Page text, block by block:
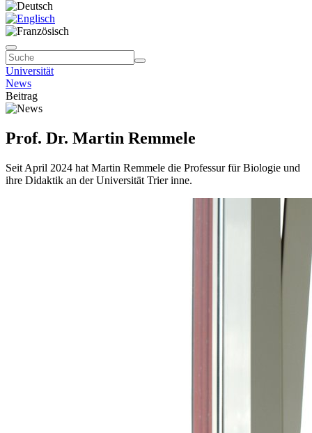
Universität
News
Beitrag
Prof. Dr. Martin Remmele
Seit April 2024 hat Martin Remmele die Professur für Biologie und
ihre Didaktik an der Universität Trier inne.